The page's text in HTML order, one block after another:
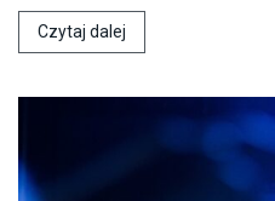
Czytaj dalej